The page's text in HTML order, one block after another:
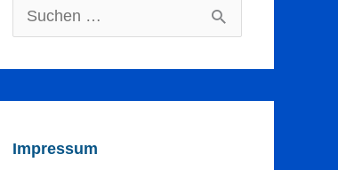
Suchen
nach:
Impressum